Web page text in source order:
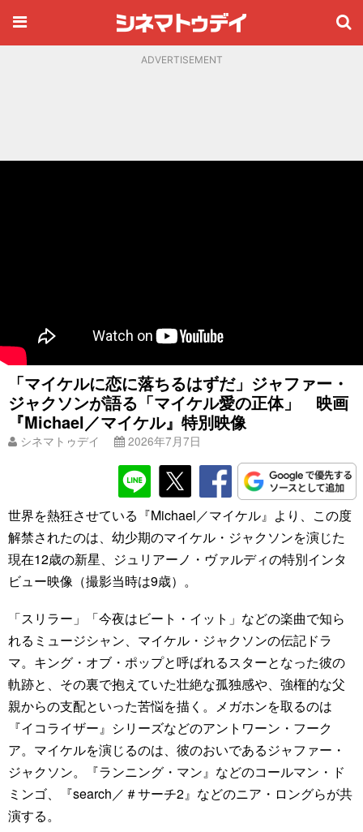
ADVERTISEMENT
「マイケルに恋に落ちるはずだ」ジャファー・
ジャクソンが語る「マイケル愛の正体」 映画
『Michael／マイケル』特別映像
シネマトゥデイ 2026年7月7日
世界を熱狂させている『Michael／マイケル』より、この度
解禁されたのは、幼少期のマイケル・ジャクソンを演じた
現在12歳の新星、ジュリアーノ・ヴァルディの特別インタ
ビュー映像（撮影当時は9歳）。
「スリラー」「今夜はビート・イット」などの楽曲で知ら
れるミュージシャン、マイケル・ジャクソンの伝記ドラ
マ。キング・オブ・ポップと呼ばれるスターとなった彼の
軌跡と、その裏で抱えていた壮絶な孤独感や、強権的な父
親からの支配といった苦悩を描く。メガホンを取るのは
『イコライザー』シリーズなどのアントワーン・フーク
ア。マイケルを演じるのは、彼のおいであるジャファー・
ジャクソン。『ランニング・マン』などのコールマン・ド
ミンゴ、『search／＃サーチ2』などのニア・ロングらが共
演する。